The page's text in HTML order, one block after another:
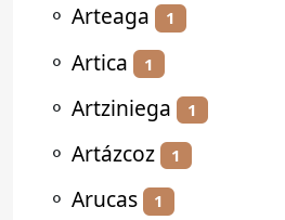
⚬ Arteaga 1
⚬ Artica 1
⚬ Artziniega 1
⚬ Artázcoz 1
⚬ Arucas 1